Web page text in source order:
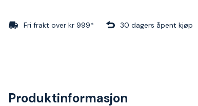
Fri frakt over kr 999* 30 dagers åpent kjøp
Produktinformasjon